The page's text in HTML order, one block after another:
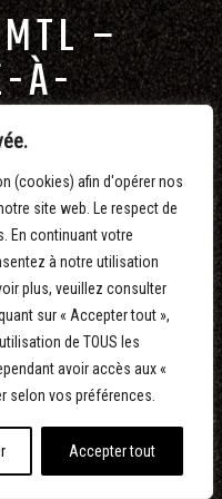
(cookies) afin d'opérer nos
site web. Le respect de
En continuant votre
à notre utilisation
plus, veuillez consulter
sur « Accepter tout »,
de TOUS les
avoir accès aux «
selon vos préférences.
Accepter tout
–
À-
spectacle immersif
spécialement conçue pour
de Montréal à travers les
Eltoro a utilisé un juste
d’archives, d’animations